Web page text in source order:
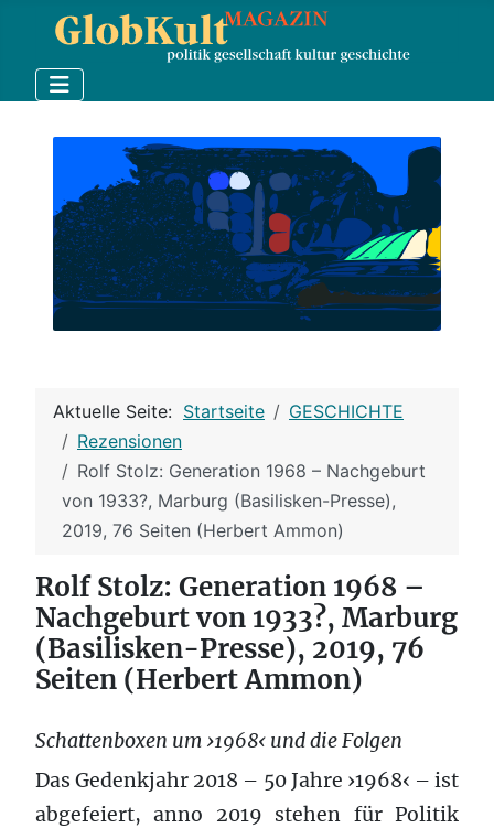
Aktuelle Seite: Startseite
GESCHICHTE
Rezensionen
Rolf Stolz: Generation 1968 – Nachgeburt
von 1933?, Marburg (Basilisken-Presse),
2019, 76 Seiten (Herbert Ammon)
Rolf Stolz: Generation 1968 –
Nachgeburt von 1933?, Marburg
(Basilisken-Presse), 2019, 76
Seiten (Herbert Ammon)
Schattenboxen um ›1968‹ und die Folgen
Das Gedenkjahr 2018 – 50 Jahre ›1968‹ – ist
abgefeiert, anno 2019 stehen für Politik